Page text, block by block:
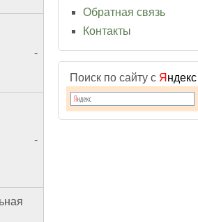
-
-
Обратная связь
Контакты
Поиск по сайту с Я ндекс